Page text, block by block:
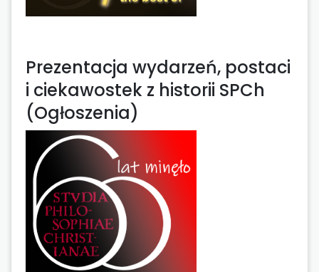
Prezentacja wydarzeń, postaci
i ciekawostek z historii SPCh
(Ogłoszenia)